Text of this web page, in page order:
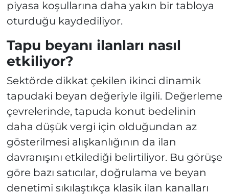
piyasa koşullarına daha yakın bir tabloya
oturduğu kaydediliyor.
Tapu beyanı ilanları nasıl
etkiliyor?
Sektörde dikkat çekilen ikinci dinamik
tapudaki beyan değeriyle ilgili. Değerleme
çevrelerinde, tapuda konut bedelinin
daha düşük vergi için olduğundan az
gösterilmesi alışkanlığının da ilan
davranışını etkilediği belirtiliyor. Bu görüşe
göre bazı satıcılar, doğrulama ve beyan
denetimi sıkılaştıkça klasik ilan kanalları